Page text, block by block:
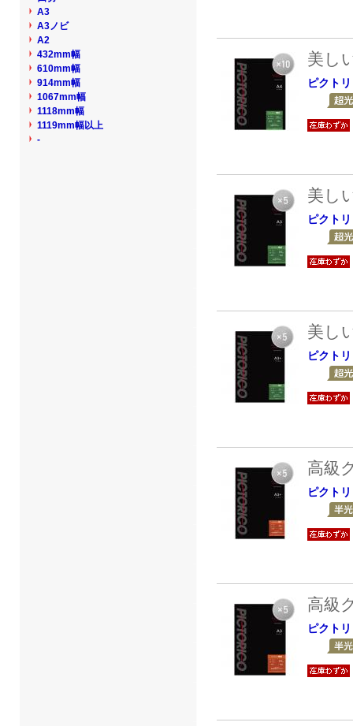
美し
ピクト
美し
ピクト
美し
ピクト
高級
ピクト
高級
ピクト
A3
A3ノビ
A2
432mm幅
610mm幅
914mm幅
1067mm幅
1118mm幅
1119mm幅以上
-